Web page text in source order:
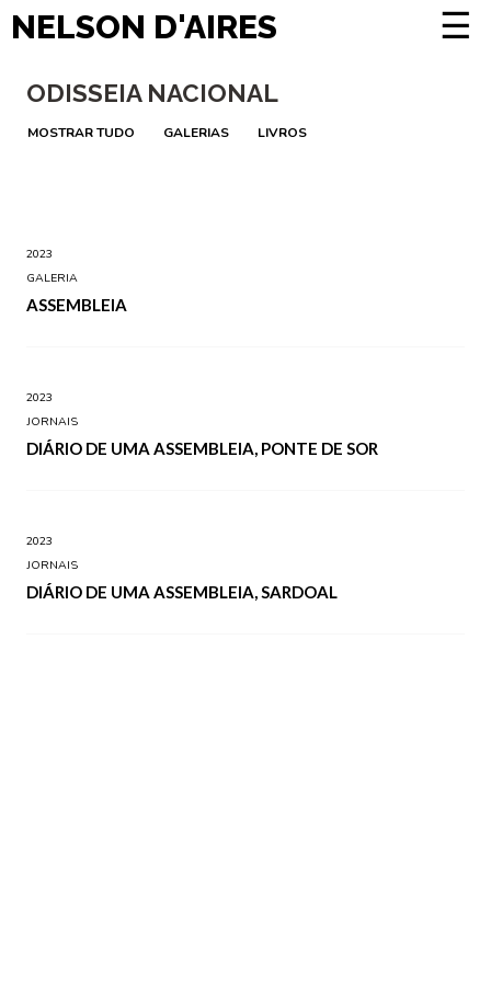
NELSON D'AIRES ☰
ODISSEIA NACIONAL
MOSTRAR TUDO GALERIAS LIVROS
2023
GALERIA
ASSEMBLEIA
2023
JORNAIS
DIÁRIO DE UMA ASSEMBLEIA, PONTE DE SOR
2023
JORNAIS
DIÁRIO DE UMA ASSEMBLEIA, SARDOAL